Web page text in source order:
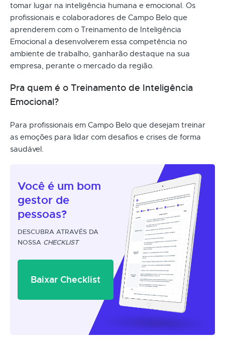
tomar lugar na inteligência humana e emocional. Os
profissionais e colaboradores de Campo Belo que
aprenderem com o Treinamento de Inteligência
Emocional a desenvolverem essa competência no
ambiente de trabalho, ganharão destaque na sua
empresa, perante o mercado da região.
Pra quem é o Treinamento de Inteligência
Emocional?
Para profissionais em Campo Belo que desejam treinar
as emoções para lidar com desafios e crises de forma
saudável.
Você é um bom
gestor de
pessoas?
DESCUBRA ATRAVÉS DA
NOSSA CHECKLIST
Baixar Checklist